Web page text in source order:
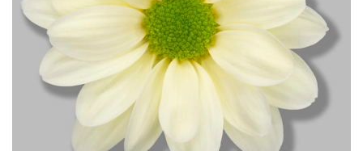
NEDERLANDS DEUTSCH FRANÇAIS РУССКИЙ